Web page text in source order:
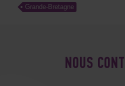
Grande-Bretagne
NOUS